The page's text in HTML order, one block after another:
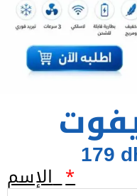
179
الإسم